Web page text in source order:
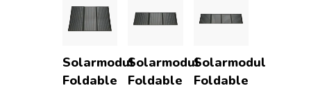
Solarmodul
Foldable
Solarmodul
Foldable
Solarmodul
Foldable